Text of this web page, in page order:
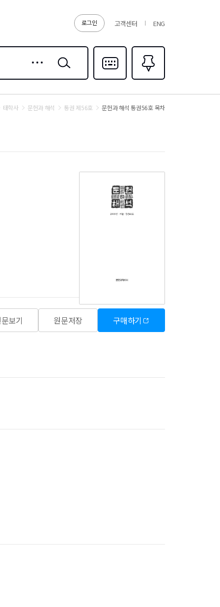
로그인 고객센터 ENG
검색
다국어입력
즐겨찾기0
태학사 문헌과 해석 통권 제56호 문헌과 해석 통권56호 목차
보기 원문저장 구매하기